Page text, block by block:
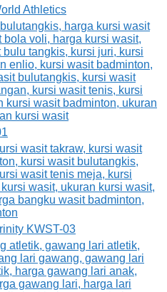
Athletics
KWST-03